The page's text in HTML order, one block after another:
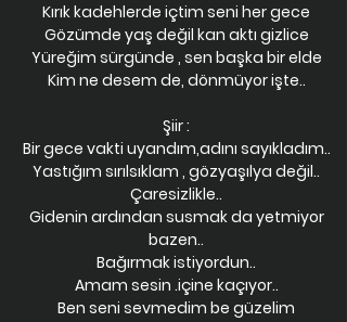
Kırık kadehlerde içtim seni her gece
Gözümde yaş değil kan aktı gizlice
Yüreğim sürgünde , sen başka bir elde
Kim ne desem de, dönmüyor işte..
Şiir :
Bir gece vakti uyandım,adını sayıkladım..
Yastığım sırılsıklam , gözyaşılya değil..
Çaresizlikle..
Gidenin ardından susmak da yetmiyor
bazen..
Bağırmak istiyordun..
Amam sesin .içine kaçıyor..
Ben seni sevmedim be güzelim